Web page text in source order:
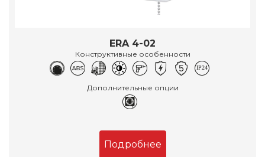
ERA 4-02
Конструктивные особенности
Дополнительные опции
Подробнее